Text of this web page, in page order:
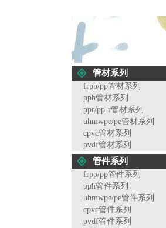
管材系列
frpp/pp管材系列
pph管材系列
ppr/pp-r管材系列
uhmwpe/pe管材系列
cpvc管材系列
pvdf管材系列
管件系列
frpp/pp管件系列
pph管件系列
uhmwpe/pe管件系列
cpvc管件系列
pvdf管件系列